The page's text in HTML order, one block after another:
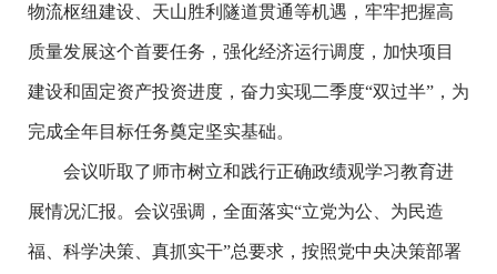
物流枢纽建设、天山胜利隧道贯通等机遇，牢牢把握高
质量发展这个首要任务，强化经济运行调度，加快项目
建设和固定资产投资进度，奋力实现二季度“双过半”，为
完成全年目标任务奠定坚实基础。
会议听取了师市树立和践行正确政绩观学习教育进
展情况汇报。会议强调，全面落实“立党为公、为民造
福、科学决策、真抓实干”总要求，按照党中央决策部署